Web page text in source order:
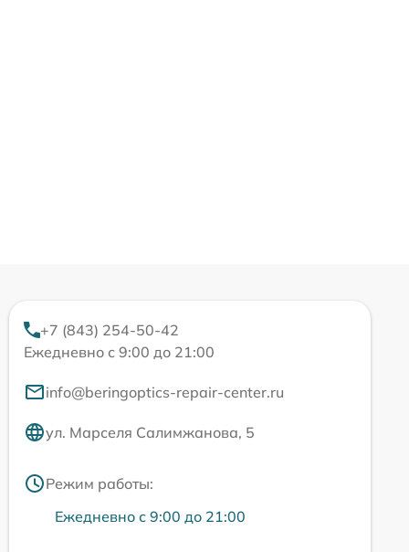
+7 (843) 254-50-42
Ежедневно с 9:00 до 21:00
info@beringoptics-repair-center.ru
ул. Марселя Салимжанова, 5
Режим работы:
Ежедневно с 9:00 до 21:00